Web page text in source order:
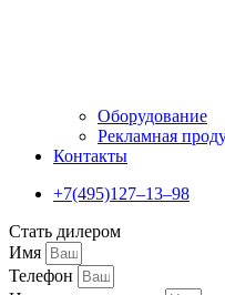
Оборудование
Рекламная
Контакты
+7(495)127–13–98
Стать дилером
Имя
Телефон